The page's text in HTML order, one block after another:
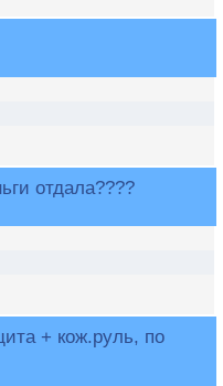
отдала????
+ кож.руль, по